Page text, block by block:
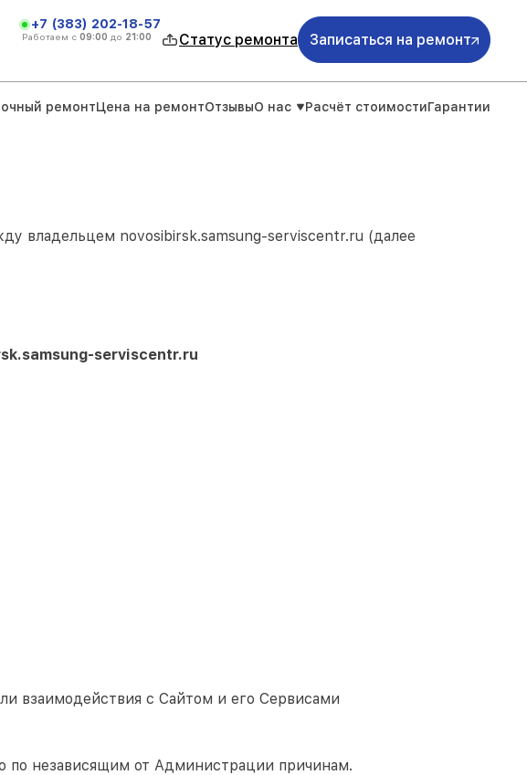
+7 (383) 202-18-57
Работаем с 09:00 до 21:00 Статус ремонта Записаться на ремонт
ремонтЦена на ремонтОтзывыО нас Расчёт стоимостиГарантии
владельцем novosibirsk.samsung-serviscentr.ru (далее
serviscentr.ru
взаимодействия с Сайтом и его Сервисами
по независящим от Администрации причинам.